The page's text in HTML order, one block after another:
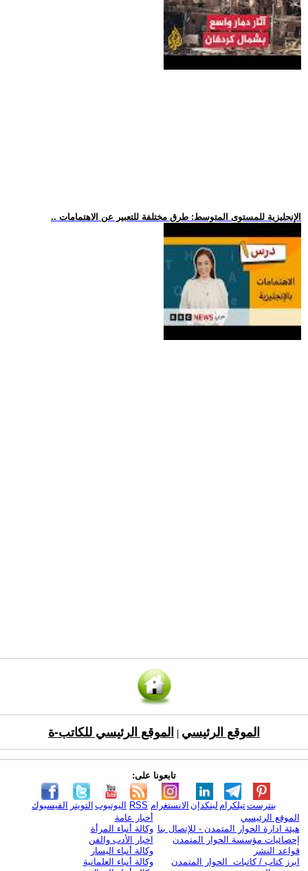
.. الإنجليزية للمستوى المتوسط: طرق مختلفة للتعبير عن الاهتمامات
الموقع الرئيسي الموقع الرئيسي للكاتب-ة
تابعونا على:
الفيسبوك التويتر اليوتيوب RSS الانستغرام لينكدإن تيلكرامبنترست
الموقع الرئيسي
هيئة ادارة الحوار المتمدن - للإتصال بنا
إحصائيات مؤسسة الحوار المتمدن
قواعد النشر
ابرز كتاب / كاتبات الحوار المتمدن
أخبار عامة
وكالة أنباء المرأة
اخبار الأدب والفن
وكالة أنباء اليسار
وكالة أنباء العلمانية